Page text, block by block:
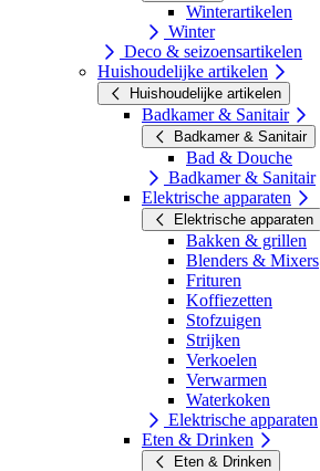
Winterartikelen
Winter
Deco & seizoensartikelen
Huishoudelijke artikelen
Huishoudelijke artikelen
Badkamer & Sanitair
Badkamer & Sanitair
Bad & Douche
Badkamer & Sanitair
Elektrische apparaten
Elektrische apparaten
Bakken & grillen
Blenders & Mixers
Frituren
Koffiezetten
Stofzuigen
Strijken
Verkoelen
Verwarmen
Waterkoken
Elektrische apparaten
Eten & Drinken
Eten & Drinken